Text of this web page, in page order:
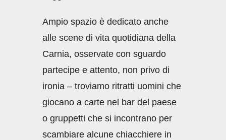
Ampio spazio è dedicato anche
alle scene di vita quotidiana della
Carnia, osservate con sguardo
partecipe e attento, non privo di
ironia – troviamo ritratti uomini che
giocano a carte nel bar del paese
o gruppetti che si incontrano per
scambiare alcune chiacchiere in